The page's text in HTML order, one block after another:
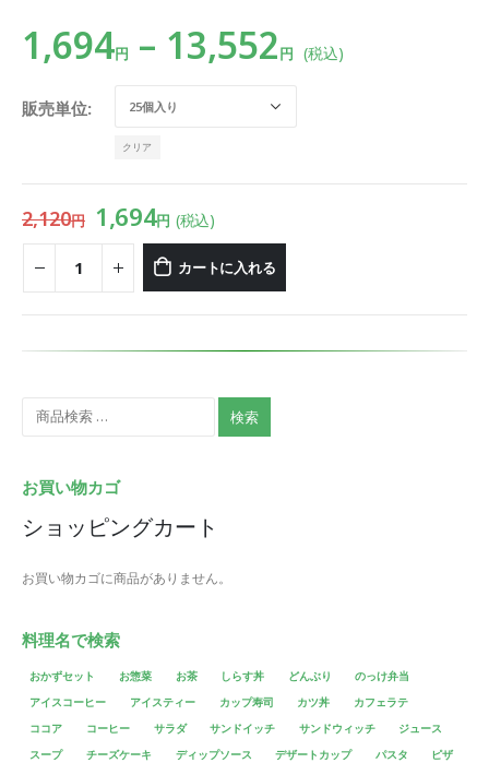
1,694円 – 13,552円 (税込)
販売単位
クリア
2,120円 1,694円 (税込)
カートに入れる
検索
お買い物カゴ
ショッピングカート
お買い物カゴに商品がありません。
料理名で検索
おかずセット お惣菜 お茶 しらす丼 どんぶり
のっけ弁当
アイスコーヒー
アイスティー カップ寿司 カツ丼
カフェラテ
ココア
コーヒー サラダ サンドイッチ サンドウィッチ
ジュース
スープ
チーズケーキ ディップソース デザートカップ パスタ
ピザ